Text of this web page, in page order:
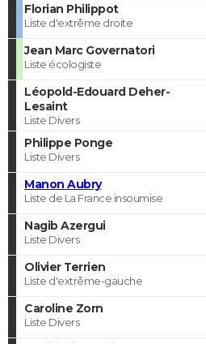
Florian Philippot
Liste d'extrême droite
Jean Marc Governatori
Liste écologiste
Léopold-Edouard Deher-
Lesaint
Liste Divers
Philippe Ponge
Liste Divers
Manon Aubry
Liste de La France insoumise
Nagib Azergui
Liste Divers
Olivier Terrien
Liste d'extrême-gauche
Caroline Zorn
Liste Divers